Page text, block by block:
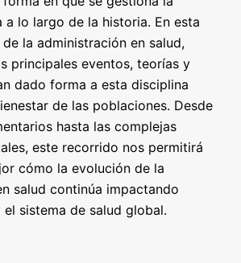
a lo largo de la historia. En esta
la administración en salud,
principales eventos, teorías y
dado forma a esta disciplina
de las poblaciones. Desde
hasta las complejas
este recorrido nos permitirá
cómo la evolución de la
salud continúa impactando
el sistema de salud global.